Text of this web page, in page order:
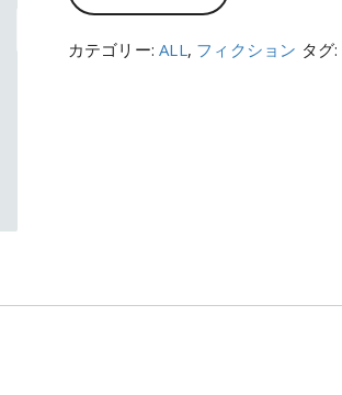
カテゴリー:ALL, フィクション タグ: